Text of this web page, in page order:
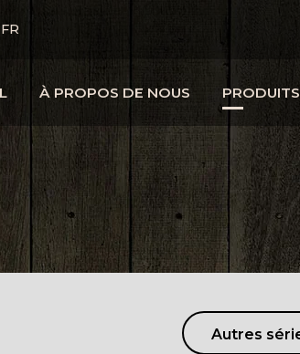
FR
À PROPOS DE NOUS PRODUITS
Autres